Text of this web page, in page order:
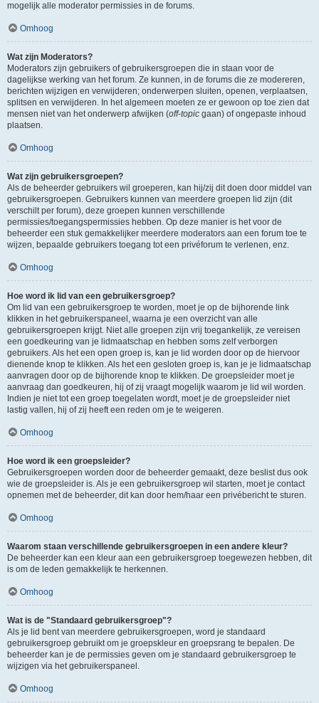
mogelijk alle moderator permissies in de forums.
Omhoog
Wat zijn Moderators?
Moderators zijn gebruikers of gebruikersgroepen die in staan voor de
dagelijkse werking van het forum. Ze kunnen, in de forums die ze modereren,
berichten wijzigen en verwijderen; onderwerpen sluiten, openen, verplaatsen,
splitsen en verwijderen. In het algemeen moeten ze er gewoon op toe zien dat
mensen niet van het onderwerp afwijken (off-topic gaan) of ongepaste inhoud
plaatsen.
Omhoog
Wat zijn gebruikersgroepen?
Als de beheerder gebruikers wil groeperen, kan hij/zij dit doen door middel van
gebruikersgroepen. Gebruikers kunnen van meerdere groepen lid zijn (dit
verschilt per forum), deze groepen kunnen verschillende
permissies/toegangspermissies hebben. Op deze manier is het voor de
beheerder een stuk gemakkelijker meerdere moderators aan een forum toe te
wijzen, bepaalde gebruikers toegang tot een privéforum te verlenen, enz.
Omhoog
Hoe word ik lid van een gebruikersgroep?
Om lid van een gebruikersgroep te worden, moet je op de bijhorende link
klikken in het gebruikerspaneel, waarna je een overzicht van alle
gebruikersgroepen krijgt. Niet alle groepen zijn vrij toegankelijk, ze vereisen
een goedkeuring van je lidmaatschap en hebben soms zelf verborgen
gebruikers. Als het een open groep is, kan je lid worden door op de hiervoor
dienende knop te klikken. Als het een gesloten groep is, kan je je lidmaatschap
aanvragen door op de bijhorende knop te klikken. De groepsleider moet je
aanvraag dan goedkeuren, hij of zij vraagt mogelijk waarom je lid wil worden.
Indien je niet tot een groep toegelaten wordt, moet je de groepsleider niet
lastig vallen, hij of zij heeft een reden om je te weigeren.
Omhoog
Hoe word ik een groepsleider?
Gebruikersgroepen worden door de beheerder gemaakt, deze beslist dus ook
wie de groepsleider is. Als je een gebruikersgroep wil starten, moet je contact
opnemen met de beheerder, dit kan door hem/haar een privébericht te sturen.
Omhoog
Waarom staan verschillende gebruikersgroepen in een andere kleur?
De beheerder kan een kleur aan een gebruikersgroep toegewezen hebben, dit
is om de leden gemakkelijk te herkennen.
Omhoog
Wat is de "Standaard gebruikersgroep"?
Als je lid bent van meerdere gebruikersgroepen, word je standaard
gebruikersgroep gebruikt om je groepskleur en groepsrang te bepalen. De
beheerder kan je de permissies geven om je standaard gebruikersgroep te
wijzigen via het gebruikerspaneel.
Omhoog